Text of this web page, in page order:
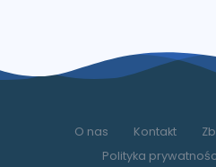
O nas Kontakt
Polityka